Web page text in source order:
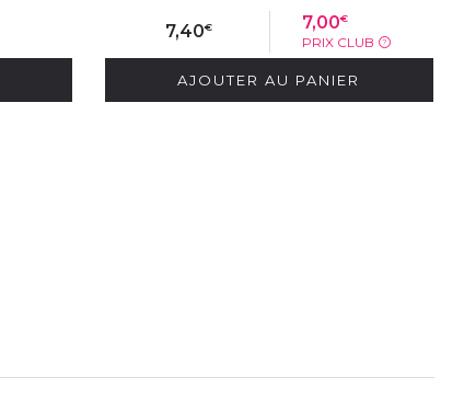
7,40€ 7,00€
PRIX CLUB ?
AJOUTER AU PANIER